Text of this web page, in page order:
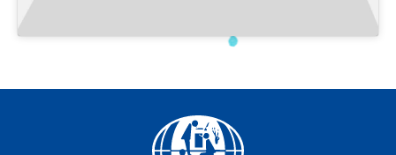
Facebook
YouTube
Instagram